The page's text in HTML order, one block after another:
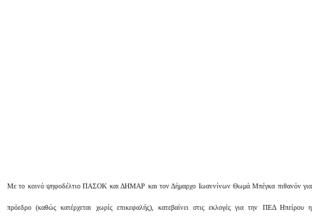
Με το κοινό ψηφοδέλτιο ΠΑΣΟΚ και ΔΗΜΑΡ και τον Δήμαρχο Ιωαννίνων Θωμά Μπέγκα πιθανόν για
πρόεδρο (καθώς κατέρχεται χωρίς επικεφαλής), κατεβαίνει στις εκλογές για την ΠΕΔ Ηπείρου η